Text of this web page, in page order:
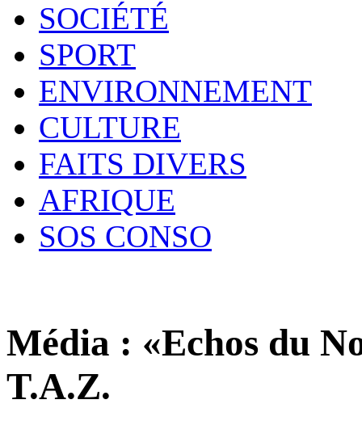
SOCIÉTÉ
SPORT
ENVIRONNEMENT
CULTURE
FAITS DIVERS
AFRIQUE
SOS CONSO
Média : «Echos du
T.A.Z.